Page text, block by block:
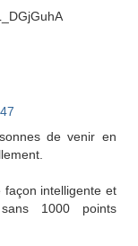
de venir en
façon intelligente et
1000 points